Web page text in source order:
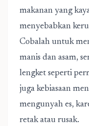
makanan yang
menyebabkan
Cobalah untuk
manis dan asam,
lengket seperti
juga kebiasaan
mengunyah es,
retak atau rusak.